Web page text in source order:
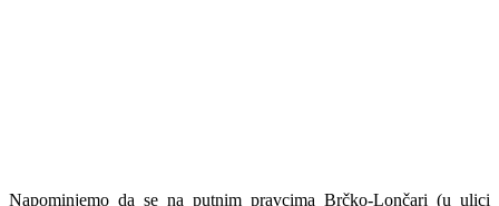
Napominjemo da se na putnim pravcima Brčko-Lončari (u ulici